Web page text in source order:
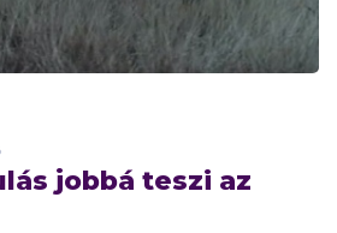
jobbá teszi az